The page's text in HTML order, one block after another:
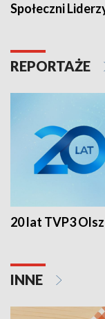
Społeczni
REPORTAŻE
20 lat TVP3
INNE